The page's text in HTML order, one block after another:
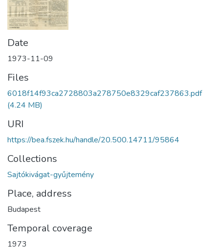
Date
1973-11-09
Files
6018f14f93ca2728803a278750e8329caf237863.pdf
(4.24 MB)
URI
https://bea.fszek.hu/handle/20.500.14711/95864
Collections
Sajtókivágat-gyűjtemény
Place, address
Budapest
Temporal coverage
1973